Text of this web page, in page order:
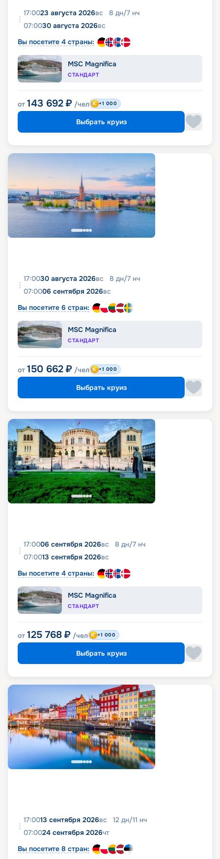
17:0023 августа 2026вс 8 дн/7 нч
07:0030 августа 2026вс
Вы посетите 4 страны:
MSC Magnifica
СТАНДАРТ
от 143 692 ₽ /чел +1 000
Выбрать круиз
17:0030 августа 2026вс 8 дн/7 нч
07:0006 сентября 2026вс
Вы посетите 6 стран:
MSC Magnifica
СТАНДАРТ
от 150 662 ₽ /чел +1 000
Выбрать круиз
17:0006 сентября 2026вс 8 дн/7 нч
07:0013 сентября 2026вс
Вы посетите 4 страны:
MSC Magnifica
СТАНДАРТ
от 125 768 ₽ /чел +1 000
Выбрать круиз
17:0013 сентября 2026вс 12 дн/11 нч
07:0024 сентября 2026чт
Вы посетите 8 стран: